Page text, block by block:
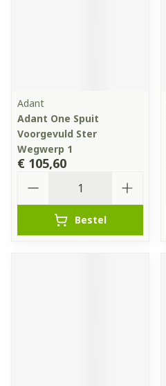
Adant
Adant One Spuit
Voorgevuld Ster
Wegwerp 1
€ 105,60
Bestel